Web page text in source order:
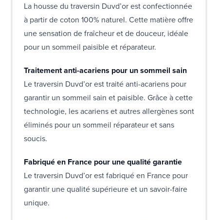
La housse du traversin Duvd’or est confectionnée
à partir de coton 100% naturel. Cette matière offre
une sensation de fraîcheur et de douceur, idéale
pour un sommeil paisible et réparateur.
Traitement anti-acariens pour un sommeil sain
Le traversin Duvd’or est traité anti-acariens pour
garantir un sommeil sain et paisible. Grâce à cette
technologie, les acariens et autres allergènes sont
éliminés pour un sommeil réparateur et sans
soucis.
Fabriqué en France pour une qualité garantie
Le traversin Duvd’or est fabriqué en France pour
garantir une qualité supérieure et un savoir-faire
unique.